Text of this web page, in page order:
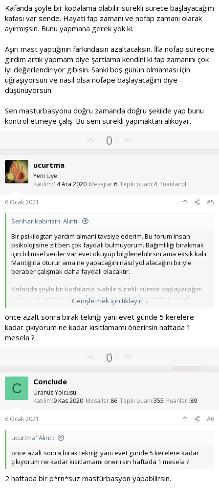
Kafanda şöyle bir kodalama olabilir sürekli sürece başlayacağım
kafası var sende. Hayati fap zamanı ve nofap zamanı olarak
ayırmışsın. Bunu yapmana gerek yok ki.
Aşırı mast yaptığının farkındasın azaltacaksın. İlla nofap sürecine
girdim artık yapmam diye şartlama kendini ki fap zamanını çok
iyi değerlendiriyor gibisin. Sanki boş günün olmaması için
uğraşıyorsun ve nasıl olsa nofape başlayacağım diye
düşünüyorsun.
Sen masturbasyonu doğru zamanda doğru şekilde yap bunu
kontrol etmeye çalış. Bu seni sürekli yapmaktan alıkoyar.
O0
s
y
l
a
ucurtma
Yeni Üye
Katılım 14 Ara 2020 Mesajlar 6 Tepki puanı 4 Puanları 3
6 Ocak 2021 #5
Senharikabirisin' Alıntı:
Bir psikilogtan yardım almani tavsiye ederim. Bu forum insan
psikolojisine zıt ben çok faydalı bulmuyorum. Bağımlılığı bırakmak
için bilimsel veriler var evet okuyup bilgilenebilirsin ama eksık kalır.
Mantığına oturur ama ne yapacağını nasıl yol alacağını biriyle
beraber çalışmak daha faydalı olacaktır.
Kafanda şöyle bir kodalama olabilir sürekli sürece başlayacağım
kafası var sende. Hayati fap zamanı ve nofap zamanı olarak
ayırmışsın. Bunu yapmana gerek yok ki.
Aşırı mast yaptığının farkındasın azaltacaksın. İlla nofap sürecine
girdim artık yapmam diye şartlama kendini ki fap zamanını çok iyi
değerlendiriyor gibisin. Sanki boş günün olmaması için
Sen masturbasyonu doğru zamanda doğru şekilde yap bunu
kontrol etmeye çalış. Bu seni sürekli yapmaktan alıkoyar.
Genişletmek için tıklayın ...
önce azalt sonra bırak tekniği yani evet günde 5 kerelere
kadar çıkıyorum ne kadar kısıtlamamı önerirsin haftada 1
mesela ?
O0
s
y
l
a
C Conclude
Uranüs Yolcusu
Katılım 9 Kas 2020 Mesajlar 86 Tepki puanı 355 Puanları 89
6 Ocak 2021 #6
ucurtma' Alıntı:
önce azalt sonra bırak tekniği yani evet günde 5 kerelere kadar
çıkıyorum ne kadar kısıtlamamı önerirsin haftada 1 mesela ?
2 haftada bir p*rn*suz mastürbasyon yapabilirsin.